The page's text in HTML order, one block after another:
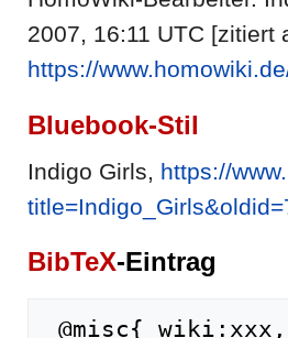
2007, 16:11 UTC [zitiert
https://
Bluebook-Stil
Indigo Girls, https://
BibTeX-Eintrag